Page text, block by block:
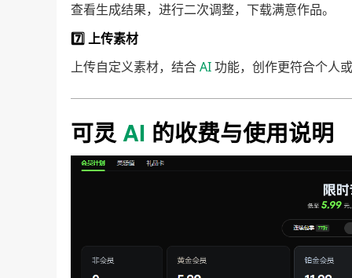
查看生成结果，进行二次调整，下载满意作品。
7️⃣ 上传素材
上传自定义素材，结合AI功能，创作更符合个人
可灵AI 的收费与使用说明